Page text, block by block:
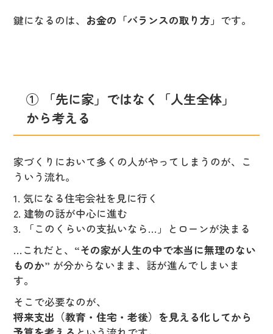
鍵になるのは、 お金の「バランスの取り方」 です。
① 「先に家」ではなく「人生全体」
から考える
家づくりにおいて多くの人がやってしまうのが、こ
ういう流れ。
1. 気になる住宅会社を見に行く
2. 建物の話が中心に進む
3. 「このくらいの支払いなら…」とローンが決まる
…これだと、 “その家が人生の中で本当に無理のない
ものか” が分からないまま、話が進んでしまいま
す。
そこで必要なのが、
将来支出（教育・住宅・老後）を見える化してから